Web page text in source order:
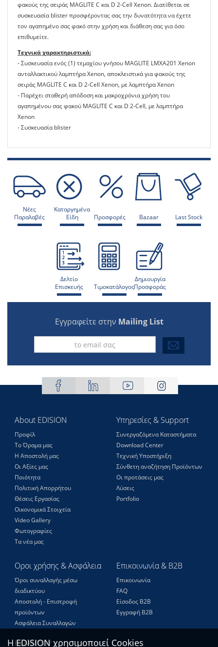
φακούς της σειράς MAGLITE C και D 2-Cell Xenon. Διατίθεται σε
συσκευασία blister προσφέροντας σας την δυνατότητα να έχετε
τον αγαπημένο σας φακό στην χρήση και διάθεση σας για όσο
επιθυμείτε.
Τεχνικά χαρακτηριστικά:
- Συσκευασία ενός (1) τεμαχίου γνήσου MAGLITE LMXA201 Xenon
ανταλλακτικού λαμπτήρα Xenon, αποκλειστικά για φακούς της
σειράς MAGLITE C και D 2-Cell Xenon, με λαμπτήρα Xenon
- Παρέχει σταθερή απόδοση και μακροχρόνια χρήση του
αγαπημένου σας φακού MAGLITE C και D 2-Cell, με λαμπτήρα
Xenon
- Συσκευασία blister
Νέες
Παραλαβές
Καταργημένα
Είδη
Προσφορές Bazaar Last Stock
Δελτίο
Επισκευής
Τιμοκατάλογος
Δημιουργία
Προσφοράς
Εγγραφείτε στην Mailing List
About EDISION
Προφίλ
Το Όραμα μας
Η Αποστολή μας
Οι Αξίες μας
Ποιότητα
Πολιτική Απορρήτου
Θέσεις Eργασίας
Οικονομικά Στοιχεία
Video Gallery
Φωτογραφίες
Τα νέα μας
Υπηρεσίες & Support
Συνεργαζόμενα Καταστήματα
Download Center
Τεχνική Υποστήριξη
Σύνθετη αναζήτηση Προϊόντων
Οι προτάσεις μας
Λύσεις
Portfolio
Οροι χρήσης & Ασφάλεια
Όροι συναλλαγής μέσω
διαδικτύου
Αποστολή - Επιστροφή
προϊόντων
Ασφάλεια Συναλλαγών
Επικοινωνία & B2B
Επικοινωνία
FAQ
Είσοδος Β2Β
Εγγραφή Β2Β
ΒΥΖΑΝΤΙΟΥ
Η EDISION χρησιμοποιεί Cookies